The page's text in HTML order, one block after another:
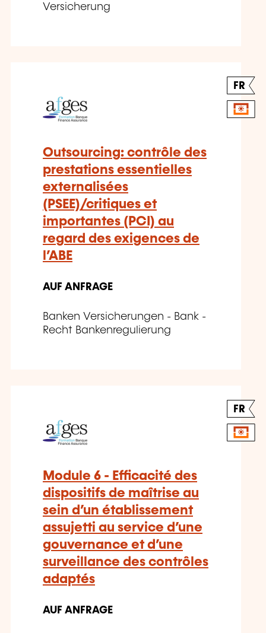
Versicherung
FR
Outsourcing: contrôle des
prestations essentielles
externalisées
(PSEE)/critiques et
importantes (PCI) au
regard des exigences de
l’ABE
AUF ANFRAGE
Banken Versicherungen - Bank -
Recht Bankenregulierung
FR
Module 6 - Efficacité des
dispositifs de maîtrise au
sein d’un établissement
assujetti au service d’une
gouvernance et d’une
surveillance des contrôles
adaptés
AUF ANFRAGE